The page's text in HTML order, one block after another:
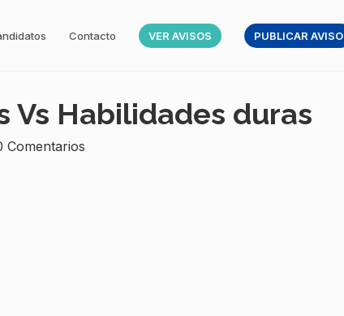
Contacto VER AVISOS PUBLICAR AVISO
Vs Habilidades duras
Comentarios